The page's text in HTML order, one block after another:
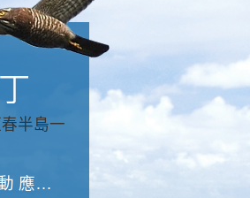
費參加
與國家公園有約-優游潮間